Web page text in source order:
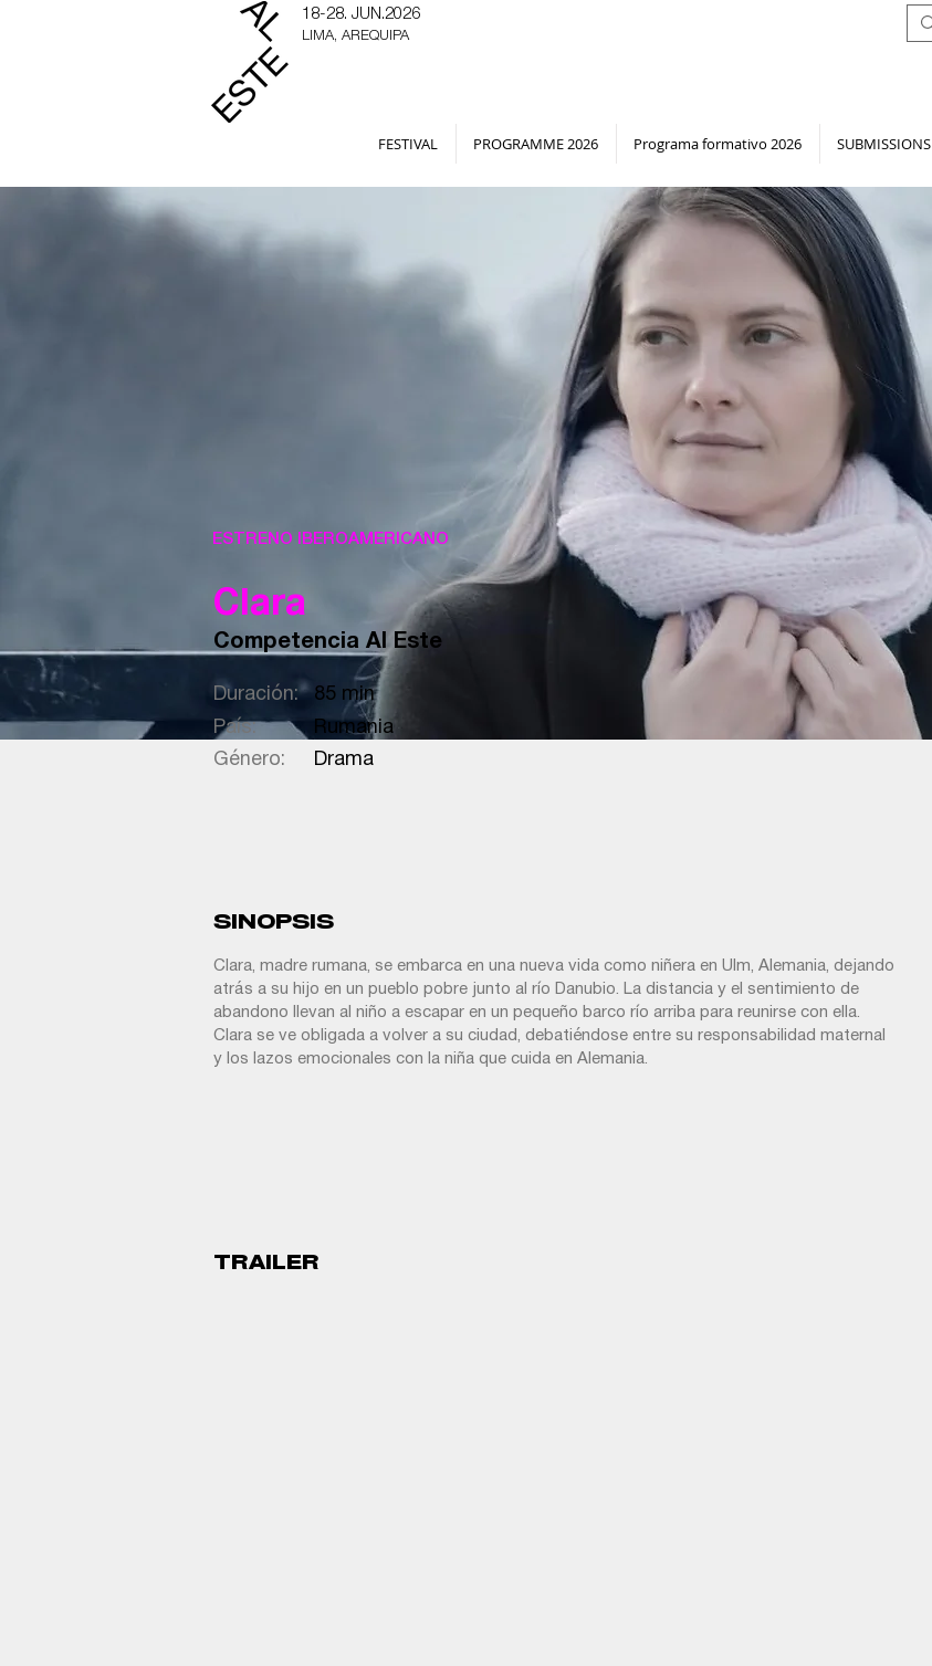
18-28. JUN.2026
LIMA, AREQUIPA
FESTIVAL PROGRAMME 2026 Programa formativo 2026 SUBMISSIONS
ESTRENO IBEROAMERICANO
Clara
Competencia Al Este
Duración:
85 min
País:
Rumania
Género:
Drama
SINOPSIS
Clara, madre rumana, se embarca en una nueva vida como niñera en Ulm, Alemania, dejando
atrás a su hijo en un pueblo pobre junto al río Danubio. La distancia y el sentimiento de
abandono llevan al niño a escapar en un pequeño barco río arriba para reunirse con ella.
Clara se ve obligada a volver a su ciudad, debatiéndose entre su responsabilidad maternal
y los lazos emocionales con la niña que cuida en Alemania.
TRAILER